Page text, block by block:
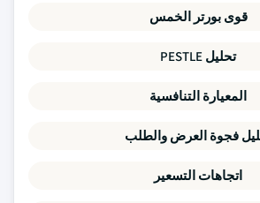
قوى بورتر الخمس
تحليل PESTLE
المعيارة التنافسية
فجوة العرض والطلب
اتجاهات التسعير